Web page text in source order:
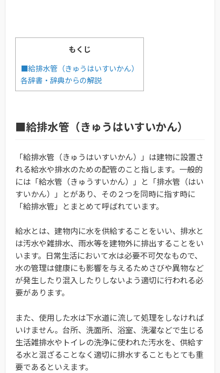
もくじ
■給排水管（きゅうはいすいかん）
各辞書・辞典からの解説
■給排水管（きゅうはいすいかん）
「給排水管（きゅうはいすいかん）」は建物に設置さ
れる給水や排水のための配管のこと指します。一般的
には「給水管（きゅうすいかん）」と「排水管（はい
すいかん）」とがあり、その２つを同時に指す時に
「給排水管」とまとめて呼ばれています。
給水とは、建物内に水を供給することをいい、排水と
は汚水や雑排水、雨水等を建物外に排出することをい
います。日常生活において水は必要不可欠なもので、
水の管理は健康にも影響を与えるためさびや異物など
が発生したり混入したりしないよう適切に行われる必
要があります。
また、使用した水は下水道に流して処理をしなければ
いけません。台所、洗面所、浴室、洗濯などで生じる
生活雑排水やトイレの洗浄に使われた汚水を、供給す
る水と混ざることなく適切に排水することもとても重
要であるといえます。